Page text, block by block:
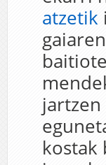
atzetik
kostak